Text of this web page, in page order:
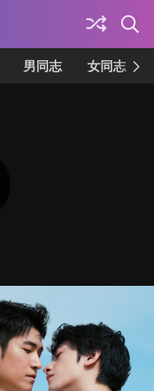
男同志 女同志